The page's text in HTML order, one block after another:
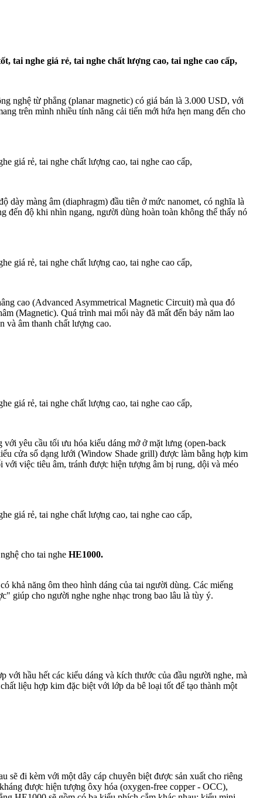
nghệ từ phẳng (planar magnetic) có giá bán là 3.000 USD, với
trên mình nhiều tính năng cải tiến mới hứa hẹn mang đến cho
dày màng âm (diaphragm) đầu tiên ở mức nanomet, có nghĩa là
đến độ khi nhìn ngang, người dùng hoàn toàn không thể thấy nó
cao (Advanced Asymmetrical Magnetic Circuit) mà qua đó
(Magnetic). Quá trình mai mối này đã mất đến bảy năm lao
và âm thanh chất lượng cao.
yêu cầu tối ưu hóa kiểu dáng mở ở mặt lưng (open-back
cửa sổ dạng lưới (Window Shade grill) được làm bằng hợp kim
việc tiêu âm, tránh được hiện tượng âm bị rung, dội và méo
cho tai nghe HE1000.
khả năng ôm theo hình dáng của tai người dùng. Các miếng
giúp cho người nghe nghe nhạc trong bao lâu là tùy ý.
với hầu hết các kiểu dáng và kích thước của đầu người nghe, mà
liệu hợp kim đặc biệt với lớp da bê loại tốt để tạo thành một
sẽ đi kèm với một dây cáp chuyên biệt được sản xuất cho riêng
được hiện tượng ôxy hóa (oxygen-free copper - OCC),